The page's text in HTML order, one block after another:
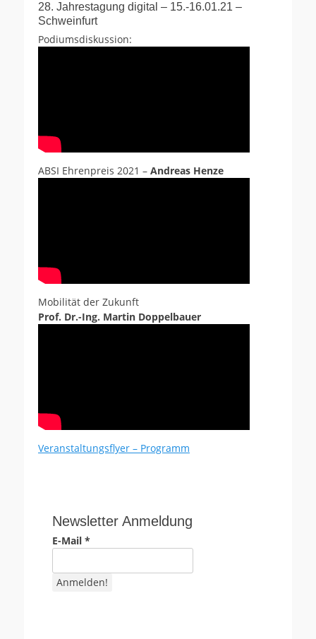
28. Jahrestagung digital – 15.-16.01.21 –
Schweinfurt
Podiumsdiskussion:
ABSI Ehrenpreis 2021 – Andreas Henze
Mobilität der Zukunft
Prof. Dr.-Ing. Martin Doppelbauer
Veranstaltungsflyer – Programm
Newsletter Anmeldung
E-Mail *